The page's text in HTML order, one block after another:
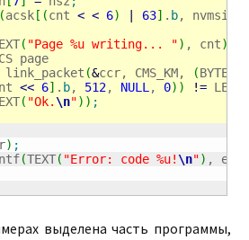
(acsk [ (cnt < < 6) 63] . b,
( "Page %u writing... ") , cnt)
page
link_packet (&ccr, CMS_KM, (BYTE
<< 6] . b, 512, NULL , 0) ) !=
( "Ok. \n") ) ;
) ;
(TEXT( "Error: code %u! \n") , err
выделена часть программы,